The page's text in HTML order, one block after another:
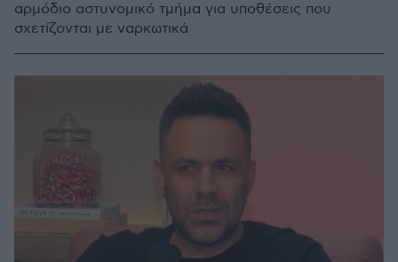
αρμόδιο αστυνομικό τμήμα για υποθέσεις που
σχετίζονται με ναρκωτικά